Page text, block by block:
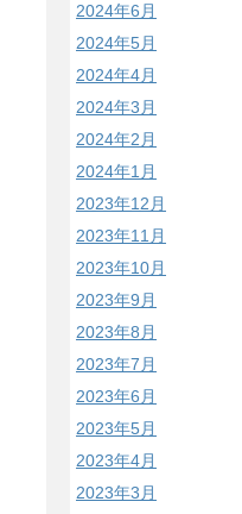
2024年6月
2024年5月
2024年4月
2024年3月
2024年2月
2024年1月
2023年12月
2023年11月
2023年10月
2023年9月
2023年8月
2023年7月
2023年6月
2023年5月
2023年4月
2023年3月